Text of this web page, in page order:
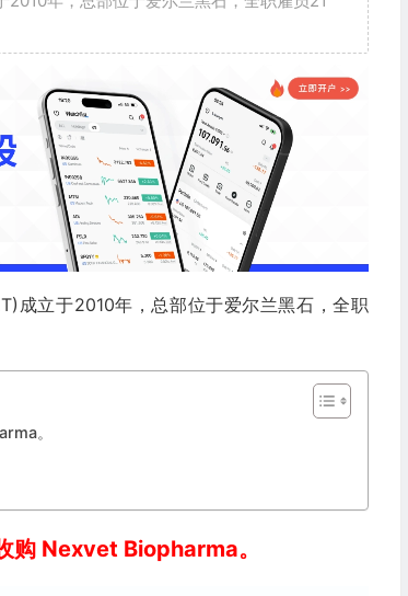
成立于2010年，总部位于爱尔兰黑石，全职
。
购 Nexvet Biopharma。